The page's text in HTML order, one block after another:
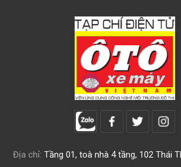
Địa chỉ: Tầng 01, toà nhà 4 tầng, 102 Thái